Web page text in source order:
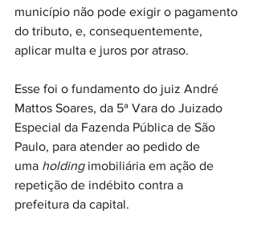
município não pode exigir o pagamento
do tributo, e, consequentemente,
aplicar multa e juros por atraso.
Esse foi o fundamento do juiz André
Mattos Soares, da 5ª Vara do Juizado
Especial da Fazenda Pública de São
Paulo, para atender ao pedido de
uma holding imobiliária em ação de
repetição de indébito contra a
prefeitura da capital.